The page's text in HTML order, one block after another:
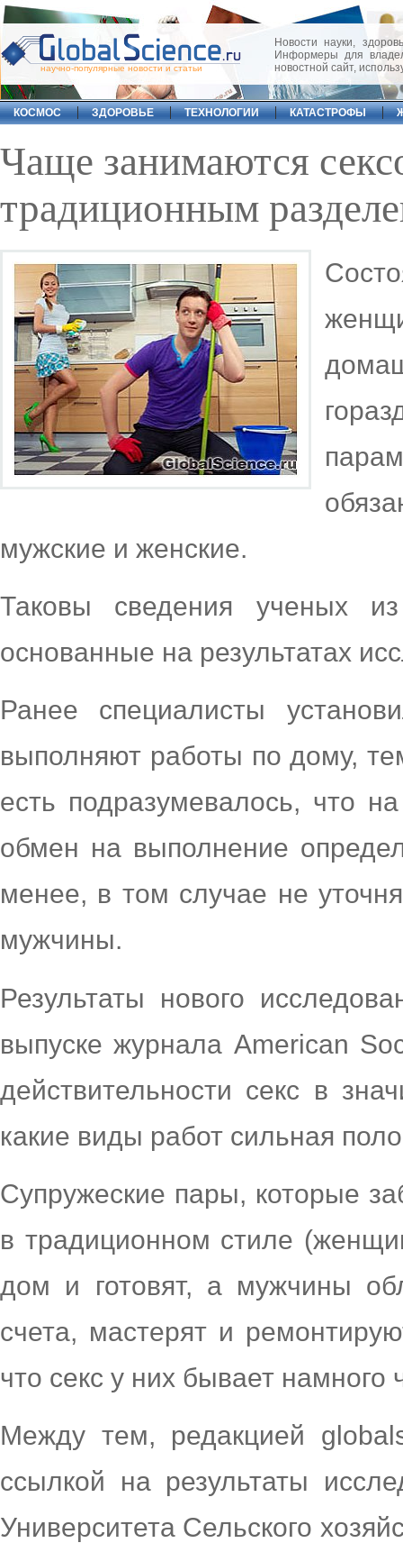
научно-популярные новости и статьи
Новости науки,
Информеры для
новостной сайт,
КОСМОС ЗДОРОВЬЕ ТЕХНОЛОГИИ КАТАСТРОФЫ
Чаще занимаются
традиционным
мужские и женские.
Таковы сведения ученых из
основанные на результатах
Ранее специалисты
выполняют работы по дому,
есть подразумевалось, что
обмен на выполнение
менее, в том случае не
мужчины.
Результаты нового
выпуске журнала American
действительности секс в
какие виды работ сильная
Супружеские пары, которые
в традиционном стиле
дом и готовят, а мужчины
счета, мастерят и
что секс у них бывает намного
Между тем, редакцией
ссылкой на результаты
Университета Сельского